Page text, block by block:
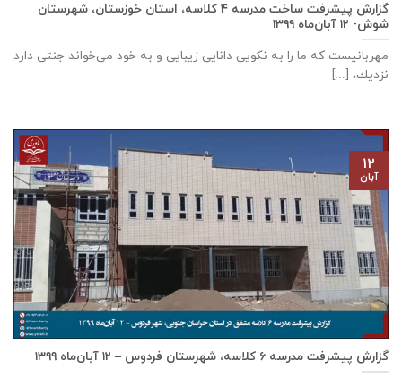
گزارش پیشرفت ساخت مدرسه ٤ كلاسه، استان خوزستان، شهرستان
شوش- ۱۲ آبان‌ماه ۱۳۹۹
مهربانيست كه ما را به نكويی دانايی زيبايی و به خود می‌خواند جنتی دارد
نزديك، [...]
گزارش پیشرفت مدرسه ٦ كلاسه، شهرستان فردوس – ۱۲ آبان‌ماه ۱۳۹۹
۱۲
آبان